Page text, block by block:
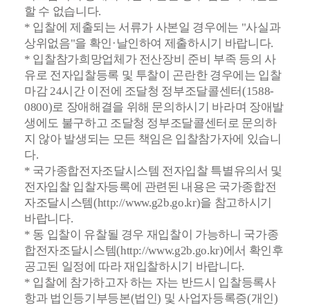
할 수 없습니다.
* 입찰에 제출되는 서류가 사본일 경우에는 "사실과
상위없음"을 확인·날인하여 제출하시기 바랍니다.
* 입찰참가희망업체가 전산장비 준비 부족 등의 사
유로 전자입찰등록 및 투찰이 곤란한 경우에는 입찰
마감 24시간 이전에 조달청 정부조달콜센터(1588-
0800)로 장애해결을 위해 문의하시기 바라며 장애발
생에도 불구하고 조달청 정부조달콜센터로 문의하
지 않아발생되는 모든 책임은 입찰참가자에 있습니
다.
* 국가종합전자조달시스템 전자입찰 특별유의서 및
전자입찰 입찰자등록에 관련된 내용은 국가종합전
자조달시스템(http://www.g2b.go.kr)을 참고하시기
바랍니다.
* 동 입찰이 유찰될 경우 재입찰이 가능하니 국가종
합전자조달시스템(http://www.g2b.go.kr)에서 확인후
공고된 일정에 따라 재입찰하시기 바랍니다.
* 입찰에 참가하고자 하는 자는 반드시 입찰등록사
항과 법인등기부등본(법인) 및 사업자등록증(개인)